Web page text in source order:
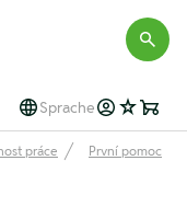
Sprache
práce
První pomoc